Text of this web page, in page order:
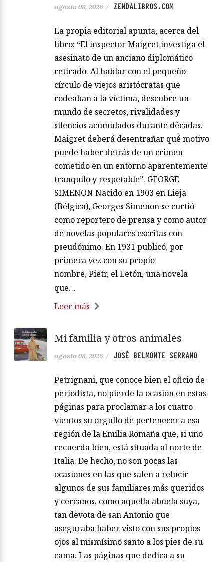
agosto 08, 2026 / ZENDALIBROS.COM
La propia editorial apunta, acerca del
libro: “El inspector Maigret investiga el
asesinato de un anciano diplomático
retirado. Al hablar con el pequeño
círculo de viejos aristócratas que
rodeaban a la víctima, descubre un
mundo de secretos, rivalidades y
silencios acumulados durante décadas.
Maigret deberá desentrañar qué motivo
puede haber detrás de un crimen
cometido en un entorno aparentemente
tranquilo y respetable”. GEORGE
SIMENON Nacido en 1903 en Lieja
(Bélgica), Georges Simenon se curtió
como reportero de prensa y como autor
de novelas populares escritas con
pseudónimo. En 1931 publicó, por
primera vez con su propio
nombre, Pietr, el Letón, una novela
que…
Leer más
Mi familia y otros animales
agosto 08, 2026 / JOSÉ BELMONTE SERRANO
Petrignani, que conoce bien el oficio de
periodista, no pierde la ocasión en estas
páginas para proclamar a los cuatro
vientos su orgullo de pertenecer a esa
región de la Emilia Romaña que, si uno
recuerda bien, está situada al norte de
Italia. De hecho, no son pocas las
ocasiones en las que salen a relucir
algunos de sus familiares más queridos
y cercanos, como aquella abuela suya,
tan devota de san Antonio que
aseguraba haber visto con sus propios
ojos al mismísimo santo a los pies de su
cama. Las páginas que dedica a su